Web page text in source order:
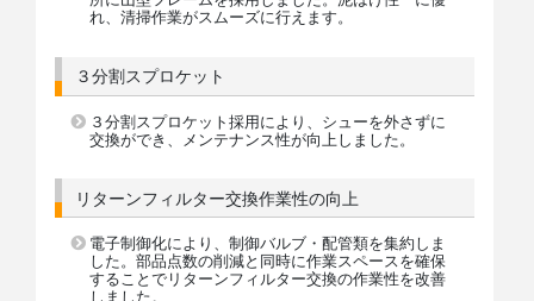
れ、清掃作業がスムーズに行えます。
３分割スプロケット
３分割スプロケット採用により、シューを外さずに
交換ができ、メンテナンス性が向上しました。
リターンフィルター交換作業性の向上
電子制御化により、制御バルブ・配管類を集約しま
した。部品点数の削減と同時に作業スペースを確保
することでリターンフィルター交換の作業性を改善
しました。